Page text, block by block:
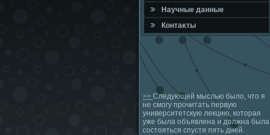
Научные данные
Контаκты
>> Следующей мыслью было, что я
не смогу прочитать первую
университетскую лекцию, которая
уже была объявлена и должна была
состояться спустя пять дней.